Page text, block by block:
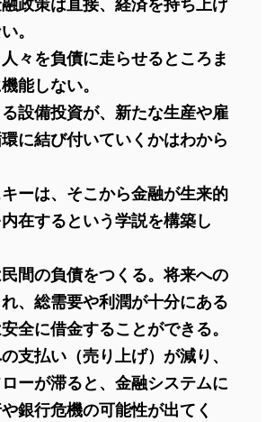
政策は直接、経済を持ち上げ
。
々を負債に走らせるところま
能しない。
設備投資が、新たな生産や雇
に結び付いていくかはわから
ーは、そこから金融が生来的
在するという学説を構築し
民間の負債をつくる。将来への
、総需要や利潤が十分にある
全に借金することができる。
支払い（売り上げ）が減り、
ーが滞ると、金融システムに
銀行危機の可能性が出てく